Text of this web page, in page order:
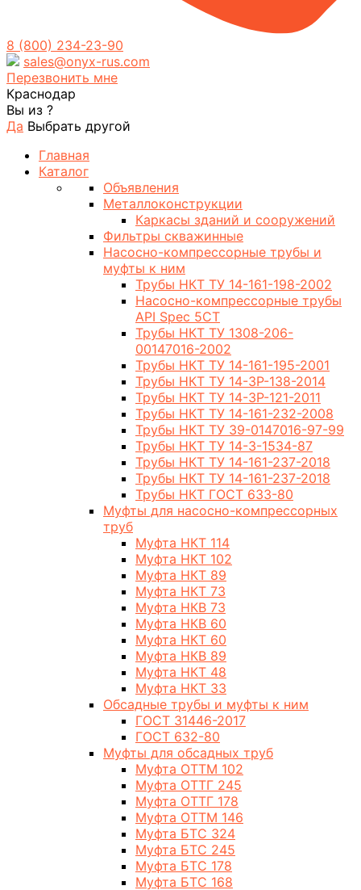
8 (800) 234-23-90
sales@onyx-rus.com
Перезвонить мне
Краснодар
Вы из ?
Да Выбрать другой
Главная
Каталог
Объявления
Металлоконструкции
Каркасы зданий и сооружений
Фильтры скважинные
Насосно-компрессорные трубы и
муфты к ним
Трубы НКТ ТУ 14-161-198-2002
Насосно-компрессорные трубы
API Spec 5CT
Трубы НКТ ТУ 1308-206-
00147016-2002
Трубы НКТ ТУ 14-161-195-2001
Трубы НКТ ТУ 14-3Р-138-2014
Трубы НКТ ТУ 14-3Р-121-2011
Трубы НКТ ТУ 14-161-232-2008
Трубы НКТ ТУ 39-0147016-97-99
Трубы НКТ ТУ 14-3-1534-87
Трубы НКТ ТУ 14-161-237-2018
Трубы НКТ ТУ 14-161-237-2018
Трубы НКТ ГОСТ 633-80
Муфты для насосно-компрессорных
труб
Муфта НКТ 114
Муфта НКТ 102
Муфта НКТ 89
Муфта НКТ 73
Муфта НКВ 73
Муфта НКВ 60
Муфта НКТ 60
Муфта НКВ 89
Муфта НКТ 48
Муфта НКТ 33
Обсадные трубы и муфты к ним
ГОСТ 31446-2017
ГОСТ 632-80
Муфты для обсадных труб
Муфта ОТТМ 102
Муфта ОТТГ 245
Муфта ОТТГ 178
Муфта ОТТМ 146
Муфта БТС 324
Муфта БТС 245
Муфта БТС 178
Муфта БТС 168